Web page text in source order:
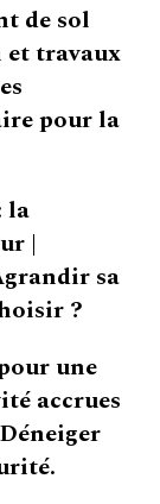
de sol
et travaux
pour la
la
|
sa
?
une
accrues
Déneiger